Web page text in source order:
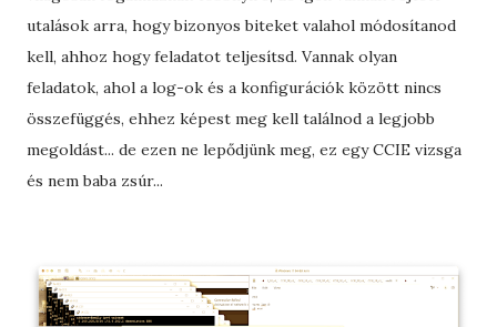
utalások arra, hogy bizonyos biteket valahol módosítanod
kell, ahhoz hogy feladatot teljesítsd. Vannak olyan
feladatok, ahol a log-ok és a konfigurációk között nincs
összefüggés, ehhez képest meg kell találnod a legjobb
megoldást... de ezen ne lepődjünk meg, ez egy CCIE vizsga
és nem baba zsúr...